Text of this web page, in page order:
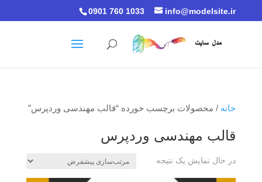
0901 760 1033 info@modelsite.ir
خانه / محصولات برچسب خورده “قالب مهندسی وردپرس”
قالب مهندسی وردپرس
در حال نمایش یک نتیجه